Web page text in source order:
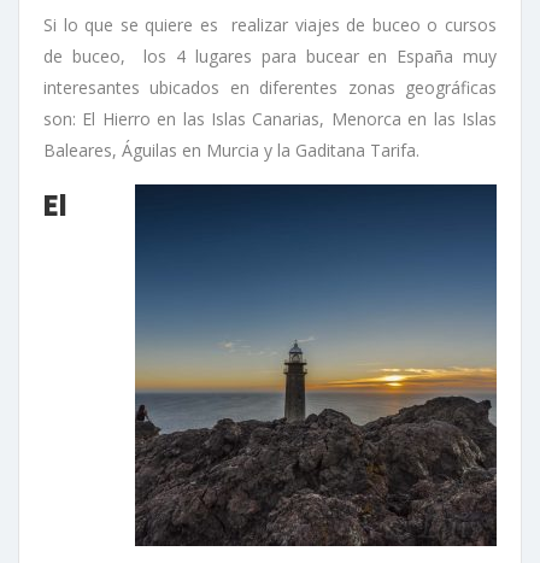
Si lo que se quiere es realizar viajes de buceo o cursos
de buceo, los 4 lugares para bucear en España muy
interesantes ubicados en diferentes zonas geográficas
son: El Hierro en las Islas Canarias, Menorca en las Islas
Baleares, Águilas en Murcia y la Gaditana Tarifa.
El